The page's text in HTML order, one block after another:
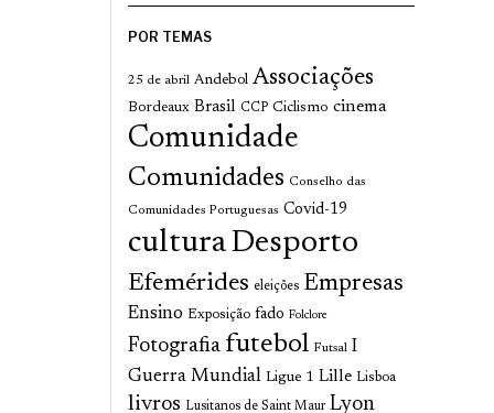
POR TEMAS
25 de abril Andebol Associações
Bordeaux Brasil CCP Ciclismo cinema
Comunidade
Comunidades Conselho das
Comunidades Portuguesas Covid-19
culturaDesporto
Efemérides eleições Empresas
Ensino Exposição fado Folclore
Fotografia futebol Futsal I
Guerra Mundial Ligue 1 Lille Lisboa
livros Lusitanos de Saint Maur Lyon